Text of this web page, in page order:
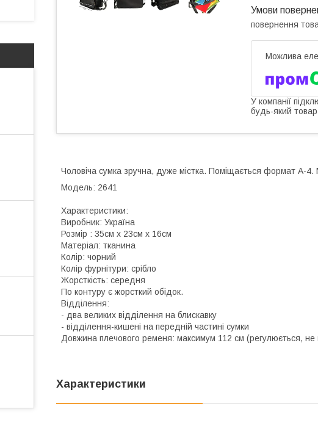
повернення
У компанії
будь-який
Чоловіча сумка зручна, дуже містка. Поміщається формат А-4.
Модель: 2641
Характеристики:
Виробник: Україна
Розмір : 35см х 23см х 16см
Матеріал: тканина
Колір: чорний
Колір фурнітури: срібло
Жорсткість: середня
По контуру є жорсткий обідок.
Відділення:
- два великих відділення на блискавку
- відділення-кишені на передній частині сумки
Довжина плечового ременя: максимум 112 см (регулюється, не
Характеристики